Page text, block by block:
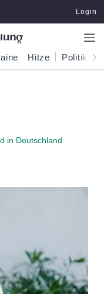
Login
Hitze Politik
in Deutschland